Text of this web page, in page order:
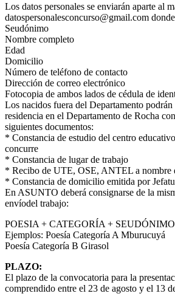
Los datos personales se enviarán aparte al
datospersonalesconcurso@gmail.com
Seudónimo
Nombre completo
Edad
Domicilio
Número de teléfono de contacto
Dirección de correo electrónico
Fotocopia de ambos lados de cédula de
Los nacidos fuera del Departamento podrán
residencia en el Departamento de Rocha
siguientes documentos:
* Constancia de estudio del centro
concurre
* Constancia de lugar de trabajo
* Recibo de UTE, OSE, ANTEL a nombre
* Constancia de domicilio emitida por
En ASUNTO deberá consignarse de la
envíodel trabajo:
POESIA + CATEGORÍA + SEUDÓNIMO
Ejemplos: Poesía Categoría A Mburucuyá
Poesía Categoría B Girasol
PLAZO:
El plazo de la convocatoria para la
comprendido entre el 23 de agosto y el 13